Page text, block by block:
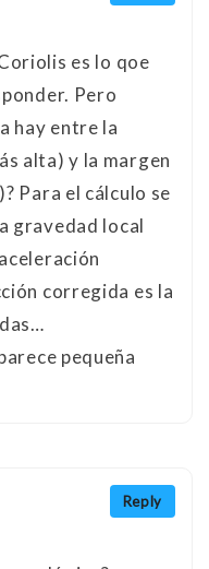
es lo qoe
Pero
hay entre la
alta) y la margen
Para el cálculo se
gravedad local
corregida es la
pequeña
Reply